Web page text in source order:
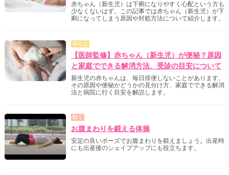
赤ちゃん（新生児）は下痢になりやすく心配という方も
少なくないはず。この記事では赤ちゃん（新生児）が下
痢になってしまう原因や対処方法について紹介します。
尋ねる
【医師監修】赤ちゃん（新生児）が便秘？原因
と家庭でできる解消方法、受診の目安について
新生児の赤ちゃんは、毎日排便しないことがあります。
その原因や便秘かどうかの見分け方、家庭でできる解消
法と病院に行く目安を解説します。
動く
お腹まわりを鍛える体操
安定の良いポーズでお腹まわりを鍛えましょう。出産時
にも出産後のシェイプアップにも役立ちます。